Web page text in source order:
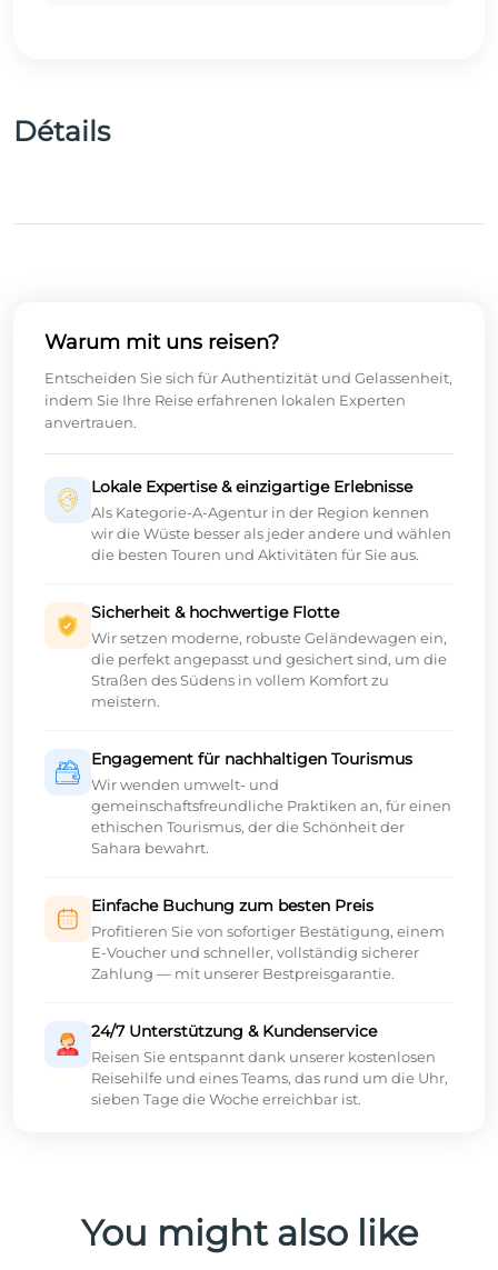
Détails
Warum mit uns reisen?
Entscheiden Sie sich für Authentizität und Gelassenheit,
indem Sie Ihre Reise erfahrenen lokalen Experten
anvertrauen.
Lokale Expertise & einzigartige Erlebnisse
Als Kategorie-A-Agentur in der Region kennen
wir die Wüste besser als jeder andere und wählen
die besten Touren und Aktivitäten für Sie aus.
Sicherheit & hochwertige Flotte
Wir setzen moderne, robuste Geländewagen ein,
die perfekt angepasst und gesichert sind, um die
Straßen des Südens in vollem Komfort zu
meistern.
Engagement für nachhaltigen Tourismus
Wir wenden umwelt- und
gemeinschaftsfreundliche Praktiken an, für einen
ethischen Tourismus, der die Schönheit der
Sahara bewahrt.
Einfache Buchung zum besten Preis
Profitieren Sie von sofortiger Bestätigung, einem
E-Voucher und schneller, vollständig sicherer
Zahlung — mit unserer Bestpreisgarantie.
24/7 Unterstützung & Kundenservice
Reisen Sie entspannt dank unserer kostenlosen
Reisehilfe und eines Teams, das rund um die Uhr,
sieben Tage die Woche erreichbar ist.
You might also like